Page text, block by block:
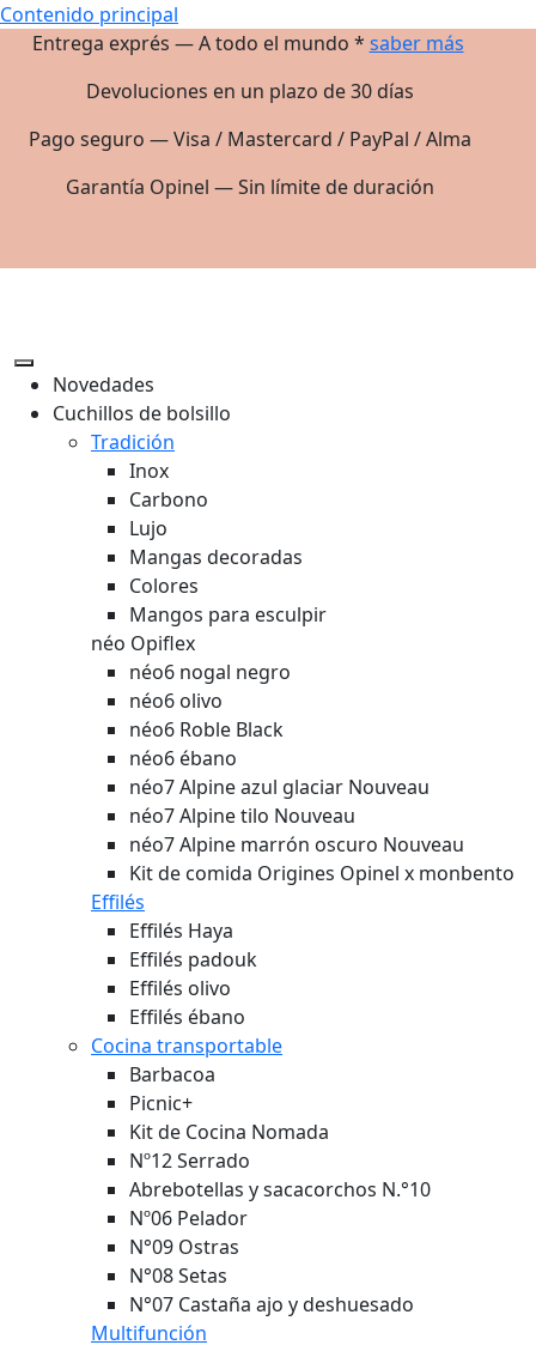
Contenido principal
Entrega exprés — A todo el mundo * saber más
Devoluciones en un plazo de 30 días
Pago seguro — Visa / Mastercard / PayPal / Alma
Garantía Opinel — Sin límite de duración
Novedades
Cuchillos de bolsillo
Tradición
Inox
Carbono
Lujo
Mangas decoradas
Colores
Mangos para esculpir
néo Opiflex
néo6 nogal negro
néo6 olivo
néo6 Roble Black
néo6 ébano
néo7 Alpine azul glaciar Nouveau
néo7 Alpine tilo Nouveau
néo7 Alpine marrón oscuro Nouveau
Kit de comida Origines Opinel x monbento
Effilés
Effilés Haya
Effilés padouk
Effilés olivo
Effilés ébano
Cocina transportable
Barbacoa
Picnic+
Kit de Cocina Nomada
Nº12 Serrado
Abrebotellas y sacacorchos N.°10
Nº06 Pelador
N°09 Ostras
N°08 Setas
N°07 Castaña ajo y deshuesado
Multifunción